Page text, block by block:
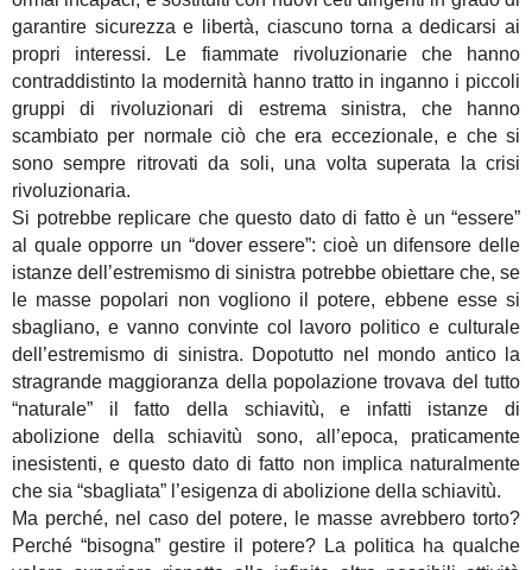
garantire sicurezza e libertà, ciascuno torna a dedicarsi ai
propri interessi. Le fiammate rivoluzionarie che hanno
contraddistinto la modernità hanno tratto in inganno i piccoli
gruppi di rivoluzionari di estrema sinistra, che hanno
scambiato per normale ciò che era eccezionale, e che si
sono sempre ritrovati da soli, una volta superata la crisi
rivoluzionaria.
Si potrebbe replicare che questo dato di fatto è un “essere”
al quale opporre un “dover essere”: cioè un difensore delle
istanze dell’estremismo di sinistra potrebbe obiettare che, se
le masse popolari non vogliono il potere, ebbene esse si
sbagliano, e vanno convinte col lavoro politico e culturale
dell’estremismo di sinistra. Dopotutto nel mondo antico la
stragrande maggioranza della popolazione trovava del tutto
“naturale” il fatto della schiavitù, e infatti istanze di
abolizione della schiavitù sono, all’epoca, praticamente
inesistenti, e questo dato di fatto non implica naturalmente
che sia “sbagliata” l’esigenza di abolizione della schiavitù.
Ma perché, nel caso del potere, le masse avrebbero torto?
Perché “bisogna” gestire il potere? La politica ha qualche